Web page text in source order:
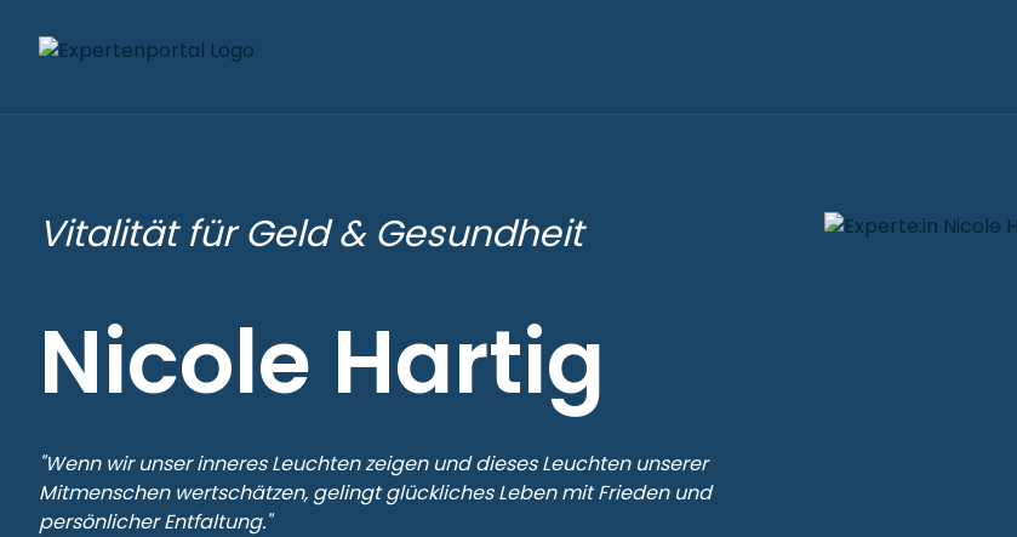
Vitalität für Geld & Gesundheit
Nicole Hartig
"Wenn wir unser inneres Leuchten zeigen und dieses Leuchten unserer
Mitmenschen wertschätzen, gelingt glückliches Leben mit Frieden und
persönlicher Entfaltung."